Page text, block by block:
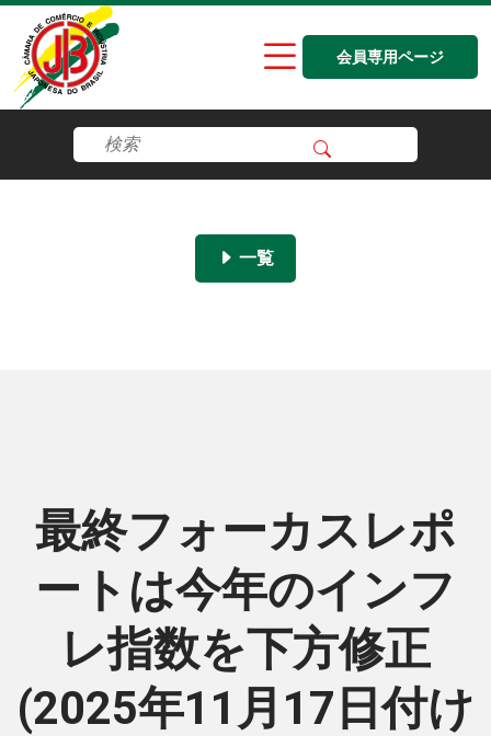
会員専用ページ
一覧
最終フォーカスレポ
ートは今年のインフ
レ指数を下方修正
(2025年11月17日付け